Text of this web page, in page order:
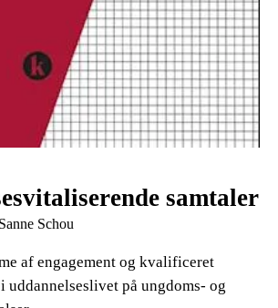
samtaler
Sanne Schou
af engagement og kvalificeret
uddannelseslivet på ungdoms- og